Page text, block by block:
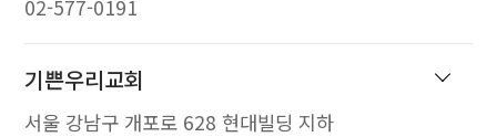
02-577-0191
기쁜우리교회
서울 강남구 개포로 628 현대빌딩 지하